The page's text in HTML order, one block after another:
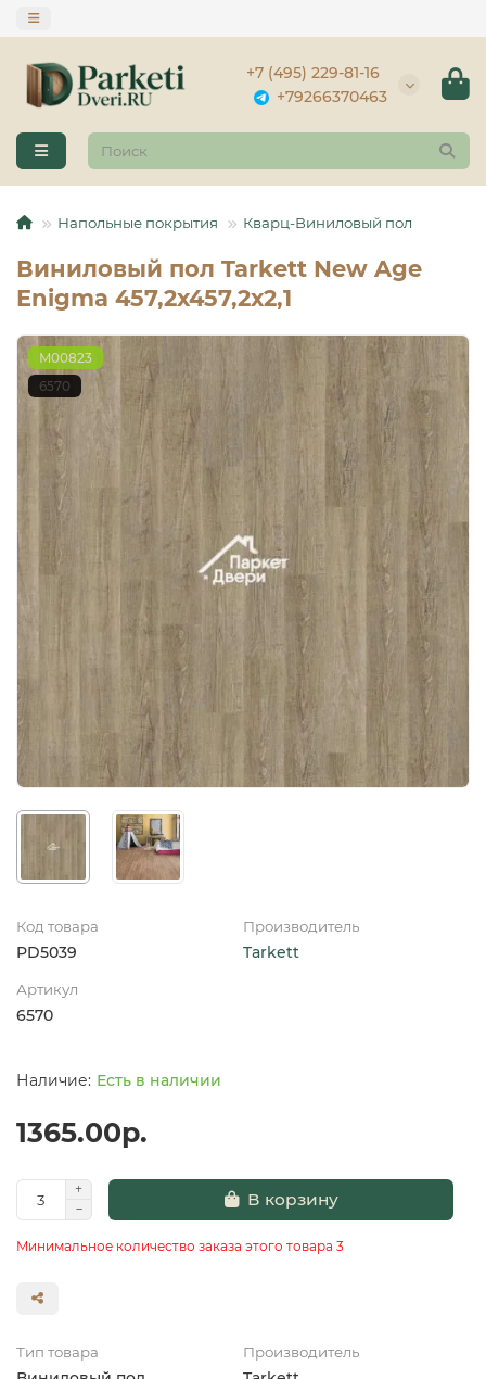
+7 (495) 229-81-16
+79266370463
Напольные покрытия Кварц-Виниловый пол
Виниловый пол Tarkett New Age
Enigma 457,2х457,2х2,1
М00823
6570
Код товара
PD5039
Производитель
Tarkett
Артикул
6570
Есть в наличии
1365.00р.
В корзину
Минимальное количество заказа этого товара 3
Тип товара Производитель